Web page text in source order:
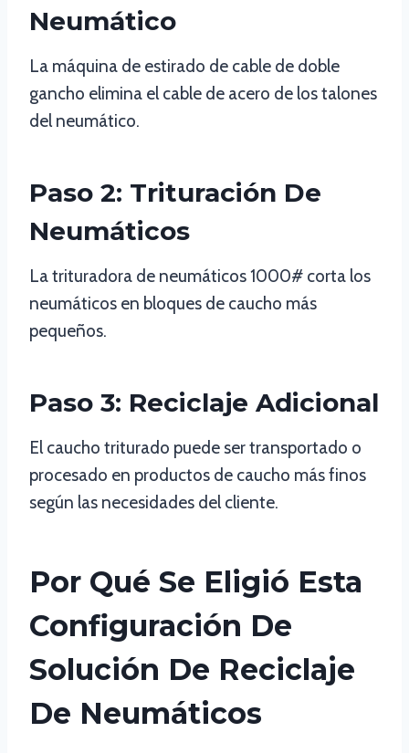
Neumático
La máquina de estirado de cable de doble
gancho elimina el cable de acero de los talones
del neumático.
Paso 2: Trituración De
Neumáticos
La trituradora de neumáticos 1000# corta los
neumáticos en bloques de caucho más
pequeños.
Paso 3: Reciclaje Adicional
El caucho triturado puede ser transportado o
procesado en productos de caucho más finos
según las necesidades del cliente.
Por Qué Se Eligió Esta
Configuración De
Solución De Reciclaje
De Neumáticos